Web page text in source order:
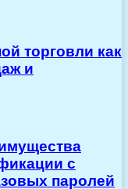
торговли как
и
с
паролей